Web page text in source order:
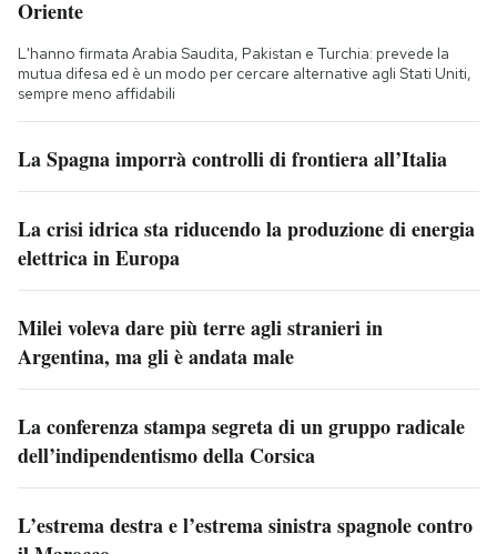
Oriente
L'hanno firmata Arabia Saudita, Pakistan e Turchia: prevede la
mutua difesa ed è un modo per cercare alternative agli Stati Uniti,
sempre meno affidabili
La Spagna imporrà controlli di frontiera all’Italia
La crisi idrica sta riducendo la produzione di energia
elettrica in Europa
Milei voleva dare più terre agli stranieri in
Argentina, ma gli è andata male
La conferenza stampa segreta di un gruppo radicale
dell’indipendentismo della Corsica
L’estrema destra e l’estrema sinistra spagnole contro